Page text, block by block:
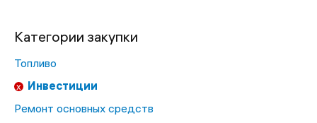
Категории закупки
Топливо
Инвестиции
Ремонт основных средств